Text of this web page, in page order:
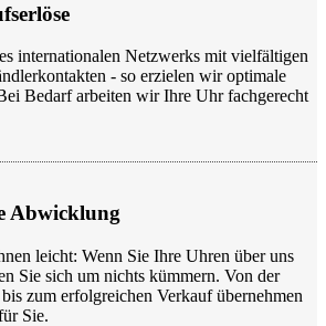
internationalen Netzwerks mit vielfältigen
- so erzielen wir optimale
Bedarf arbeiten wir Ihre Uhr fachgerecht
Abwicklung
leicht: Wenn Sie Ihre Uhren über uns
Sie sich um nichts kümmern. Von der
zum erfolgreichen Verkauf übernehmen
Sie.